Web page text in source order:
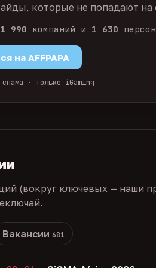
которые не попадают на
990 компаний и 1 630
на AFFPAPA
· только iGaming
(вокруг ключевых — наши
Вакансии 681